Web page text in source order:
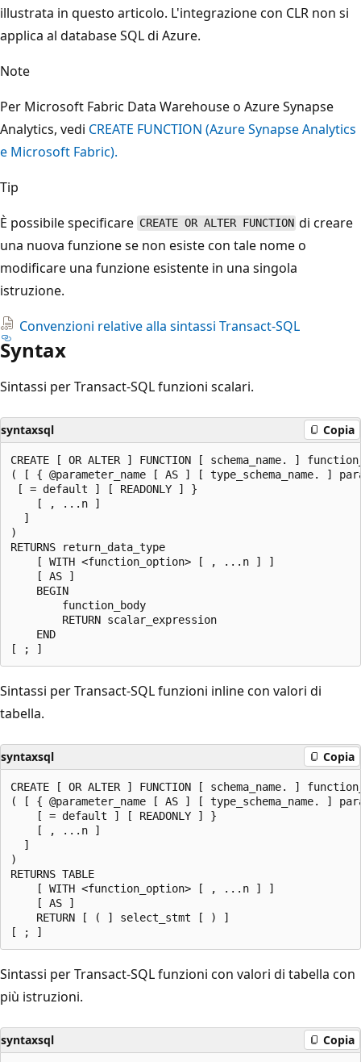
illustrata in questo articolo. L'integrazione con CLR non si
applica al database SQL di Azure.
Note
Per Microsoft Fabric Data Warehouse o Azure Synapse
Analytics, vedi CREATE FUNCTION (Azure Synapse Analytics
e Microsoft Fabric).
Tip
È possibile specificare CREATE OR ALTER FUNCTION di creare
una nuova funzione se non esiste con tale nome o
modificare una funzione esistente in una singola
istruzione.
Convenzioni relative alla sintassi Transact-SQL
Syntax
Sintassi per Transact-SQL funzioni scalari.
syntaxsql Copia
CREATE [ OR ALTER ] FUNCTION [ schema_name. ]
( [ { @parameter_name [ AS ] [ type_schema_name. ]
[ = default ] [ READONLY ] }
    [ , ...n ]
  ]
)
RETURNS return_data_type
    [ WITH <function_option> [ , ...n ] ]
    [ AS ]
    BEGIN
        function_body
        RETURN scalar_expression
    END
Sintassi per Transact-SQL funzioni inline con valori di
tabella.
syntaxsql Copia
CREATE [ OR ALTER ] FUNCTION [ schema_name. ]
( [ { @parameter_name [ AS ] [ type_schema_name. ]
    [ = default ] [ READONLY ] }
    [ , ...n ]
  ]
)
RETURNS TABLE
    [ WITH <function_option> [ , ...n ] ]
    [ AS ]
    RETURN [ ( ] select_stmt [ ) ]
Sintassi per Transact-SQL funzioni con valori di tabella con
più istruzioni.
syntaxsql Copia